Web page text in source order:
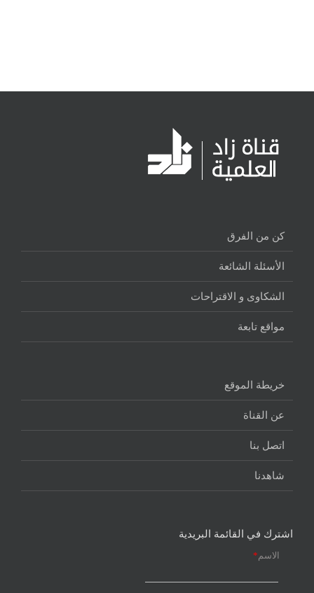
كن من الفرق
الأسئلة الشائعة
الشكاوى و الاقتراحات
مواقع تابعة
خريطة الموقع
عن القناة
اتصل بنا
شاهدنا
اشترك في القائمة البريدية
الاسم *